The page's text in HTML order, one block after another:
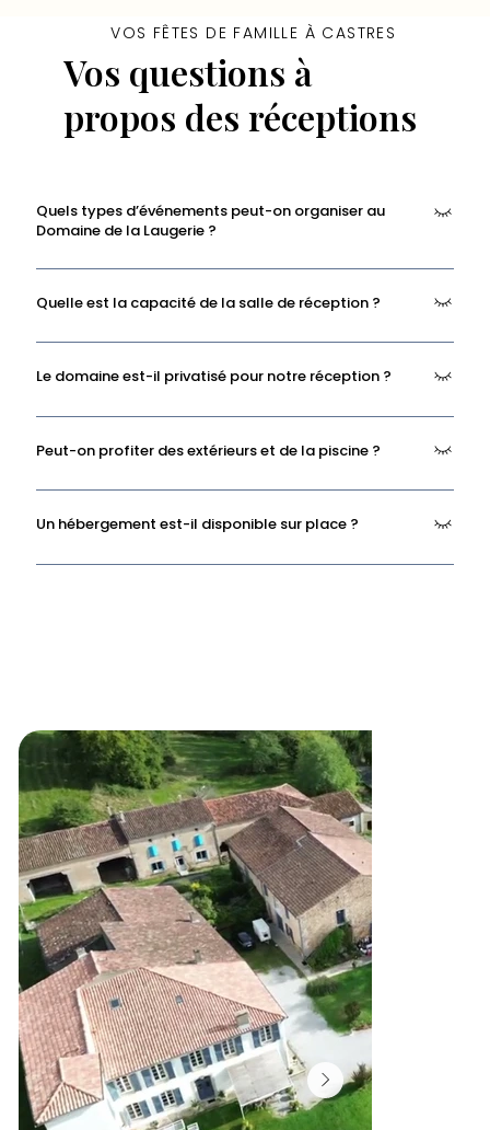
VOS FÊTES DE FAMILLE À CASTRES
Vos questions à
propos des réceptions
Quels types d’événements peut-on organiser au
Domaine de la Laugerie ?
Le domaine accueille tous les beaux évènements de la vie :
anniversaires, cousinades, baptêmes, ou encore mariages
Quelle est la capacité de la salle de réception ?
La salle de réception accueille de 30 à 100 personnes assises
(ou 130 en cocktail) selon la configuration choisie pour votre
Le domaine est-il privatisé pour notre réception ?
Oui, le lieu est réservé exclusivement à votre événement afin de
garantir tranquillité et liberté d’organisation selon la formule
Peut-on profiter des extérieurs et de la piscine ?
Oui, les espaces extérieurs ainsi que la piscine peuvent être
intégrés à votre réception en fonction des espaces que vous
Un hébergement est-il disponible sur place ?
Oui, deux gîtes très confortables pour un total de sept